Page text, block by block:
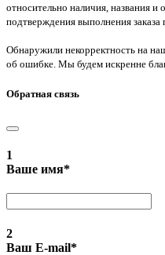
относительно наличия, названия
подтверждения выполнения
Обнаружили некорректность на
об ошибке. Мы будем искренне
Обратная связь
1
Ваше имя*
2
Ваш E-mail*